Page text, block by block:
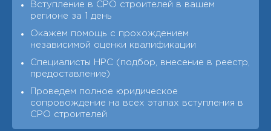
Вступление в СРО строителей в вашем
регионе за 1 день
Окажем помощь с прохождением
независимой оценки квалификации
Специалисты НРС (подбор, внесение в реестр,
предоставление)
Проведем полное юридическое
сопровождение на всех этапах вступления в
СРО строителей